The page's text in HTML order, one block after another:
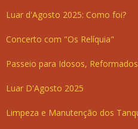
Luar d'Agosto 2025: Como foi?
Concerto com "Os Relíquia"
Passeio para Idosos,
Luar D'Agosto 2025
Limpeza e Manutenção dos